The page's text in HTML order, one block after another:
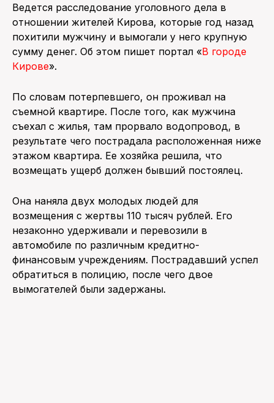
О НАС
ПОИСК ПО САЙТУ
Ведется расследование уголовного дела в
отношении жителей Кирова, которые год назад
похитили мужчину и вымогали у него крупную
сумму денег. Об этом пишет портал «В городе
Кирове».
По словам потерпевшего, он проживал на
съемной квартире. После того, как мужчина
съехал с жилья, там прорвало водопровод, в
результате чего пострадала расположенная ниже
этажом квартира. Ее хозяйка решила, что
возмещать ущерб должен бывший постоялец.
Она наняла двух молодых людей для
возмещения с жертвы 110 тысяч рублей. Его
незаконно удерживали и перевозили в
автомобиле по различным кредитно-
финансовым учреждениям. Пострадавший успел
обратиться в полицию, после чего двое
вымогателей были задержаны.